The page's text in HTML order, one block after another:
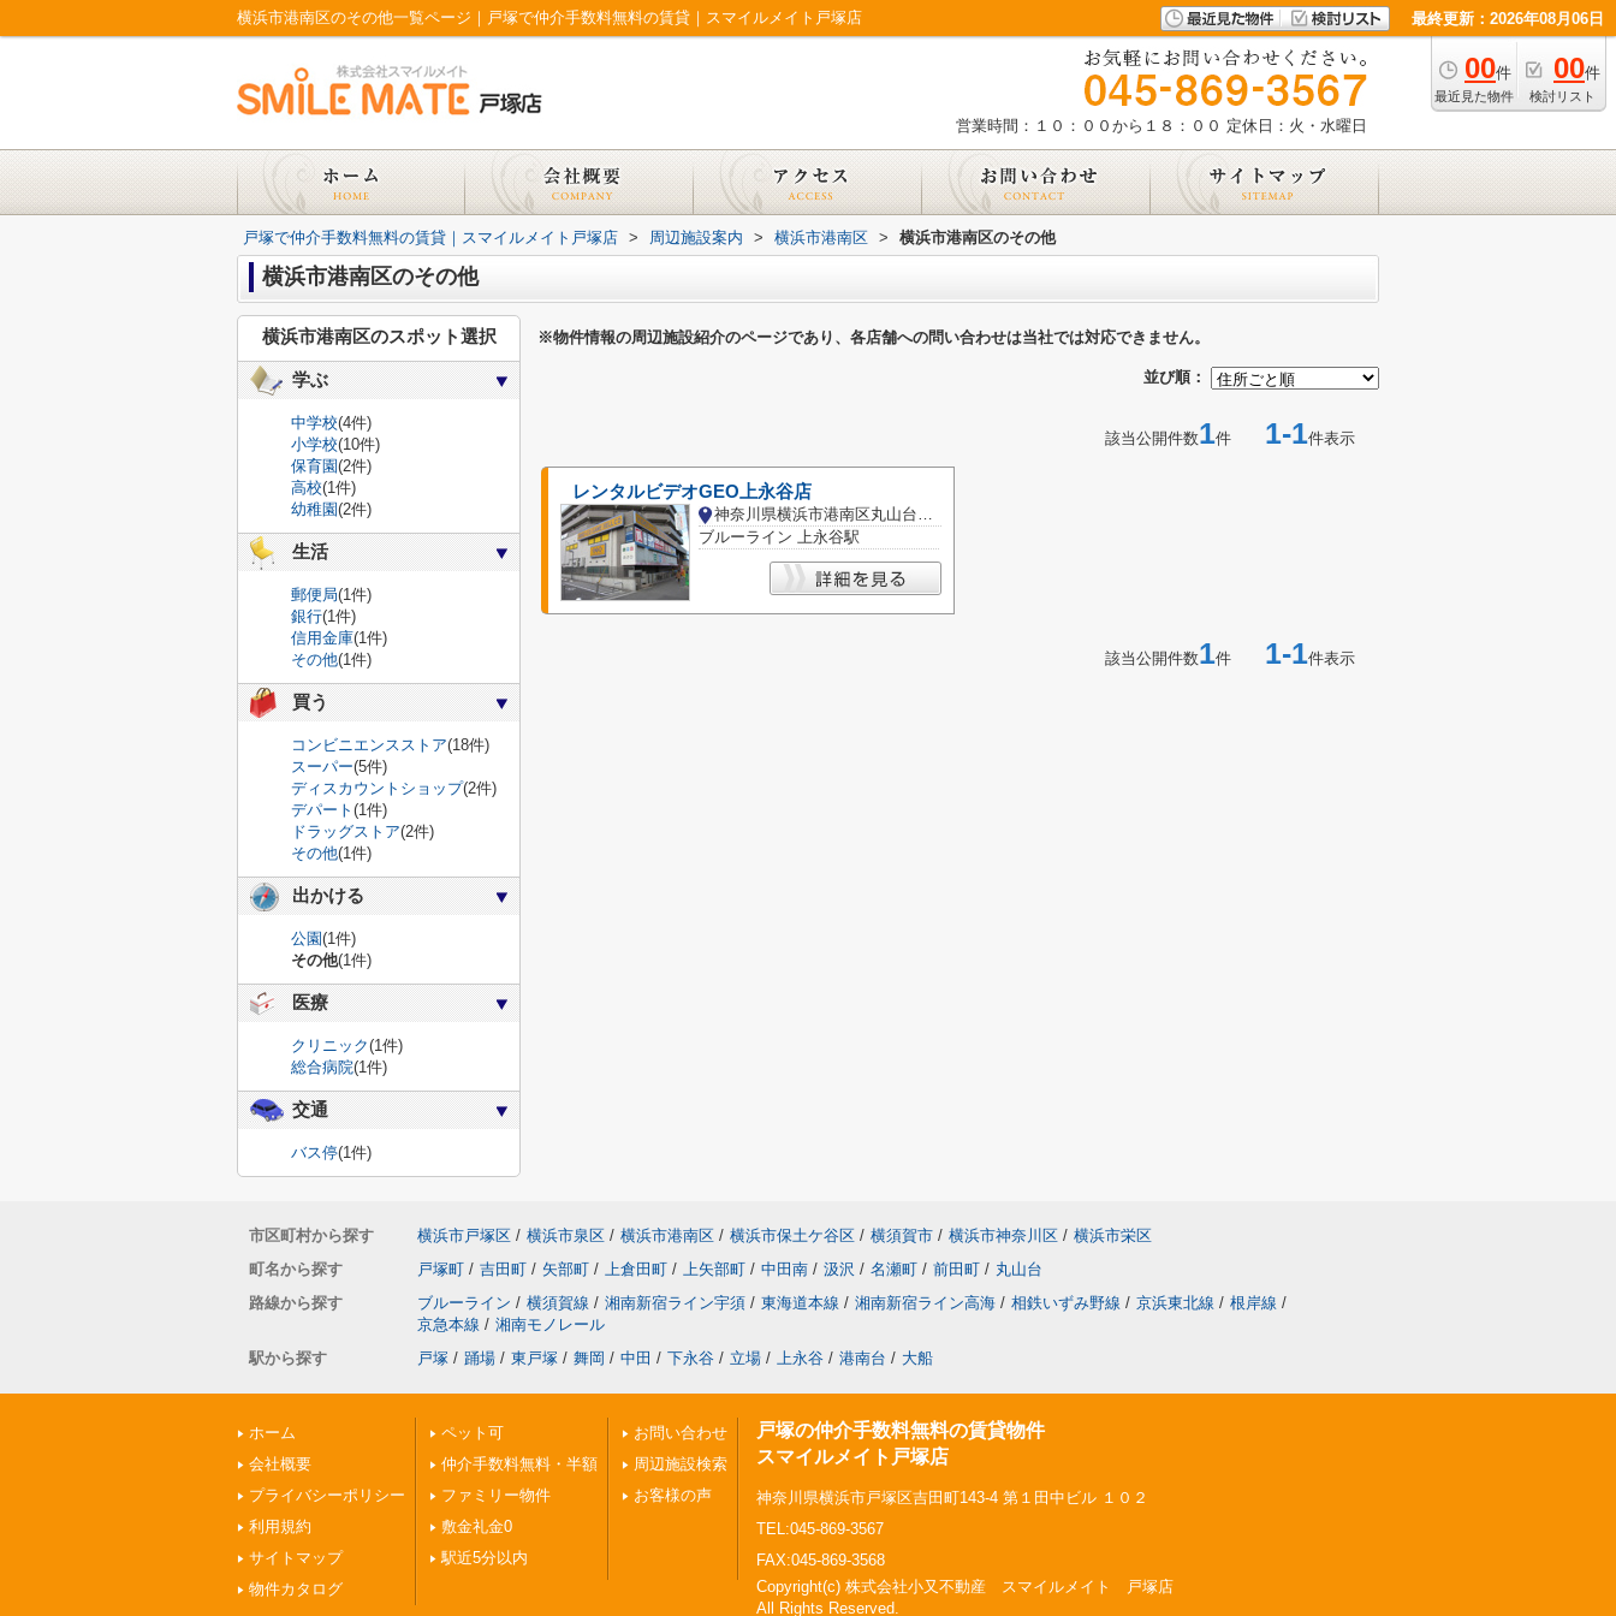
横浜市港南区のその他一覧ページ｜戸塚で仲介手数料無料の賃貸｜スマイルメイト戸塚店 最終更新：2026年08月06日
00件
最近見た物件
00件
検討リスト
営業時間：１０：００から１８：００ 定休日：火・水曜日
戸塚で仲介手数料無料の賃貸｜スマイルメイト戸塚店 > 周辺施設案内 > 横浜市港南区 > 横浜市港南区のその他
横浜市港南区のその他
※物件情報の周辺施設紹介のページであり、各店舗への問い合わせは当社では対応できません。
並び順：
該当公開件数1件 1-1件表示
レンタルビデオGEO上永谷店
神奈川県横浜市港南区丸山台１丁目
ブルーライン 上永谷駅
該当公開件数1件 1-1件表示
横浜市港南区のスポット選択
学ぶ
中学校(4件)
小学校(10件)
保育園(2件)
高校(1件)
幼稚園(2件)
生活
郵便局(1件)
銀行(1件)
信用金庫(1件)
その他(1件)
買う
コンビニエンスストア(18件)
スーパー(5件)
ディスカウントショップ(2件)
デパート (1件)
ドラッグストア(2件)
その他(1件)
出かける
公園(1件)
その他(1件)
医療
クリニック(1件)
総合病院(1件)
交通
バス停(1件)
市区町村から探す 横浜市戸塚区 / 横浜市泉区 / 横浜市港南区 / 横浜市保土ケ谷区 / 横須賀市 / 横浜市神奈川区 / 横浜市栄区
町名から探す
戸塚町 / 吉田町 / 矢部町 / 上倉田町 / 上矢部町 / 中田南 / 汲沢 / 名瀬町 / 前田町 / 丸山台
路線から探す
ブルーライン / 横須賀線 / 湘南新宿ライン宇須 / 東海道本線 / 湘南新宿ライン高海 / 相鉄いずみ野線 / 京浜東北線 / 根岸線 /
京急本線 / 湘南モノレール
駅から探す
戸塚 / 踊場 / 東戸塚 / 舞岡 / 中田 / 下永谷 / 立場 / 上永谷 / 港南台 / 大船
ホーム
会社概要
プライバシーポリシー
利用規約
サイトマップ
物件カタログ
ペット可
仲介手数料無料・半額
ファミリー物件
敷金礼金0
駅近5分以内
お問い合わせ
周辺施設検索
お客様の声
戸塚の仲介手数料無料の賃貸物件
スマイルメイト戸塚店
神奈川県横浜市戸塚区吉田町143-4 第１田中ビル １０２
TEL:045-869-3567
FAX:045-869-3568
Copyright(c) 株式会社小又不動産 スマイルメイト 戸塚店
All Rights Reserved.